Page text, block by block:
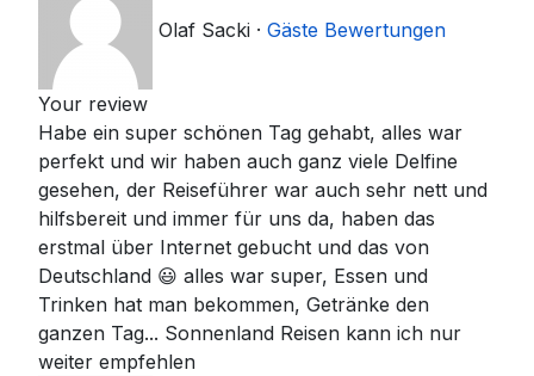
Olaf Sacki · Gäste Bewertungen
Your review
Habe ein super schönen Tag gehabt, alles war
perfekt und wir haben auch ganz viele Delfine
gesehen, der Reiseführer war auch sehr nett und
hilfsbereit und immer für uns da, haben das
erstmal über Internet gebucht und das von
Deutschland 😃 alles war super, Essen und
Trinken hat man bekommen, Getränke den
ganzen Tag... Sonnenland Reisen kann ich nur
weiter empfehlen